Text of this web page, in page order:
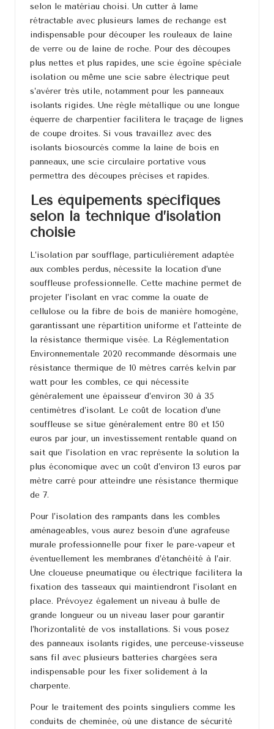
selon le matériau choisi. Un cutter à lame
rétractable avec plusieurs lames de rechange est
indispensable pour découper les rouleaux de laine
de verre ou de laine de roche. Pour des découpes
plus nettes et plus rapides, une scie égoïne spéciale
isolation ou même une scie sabre électrique peut
s’avérer très utile, notamment pour les panneaux
isolants rigides. Une règle métallique ou une longue
équerre de charpentier facilitera le traçage de lignes
de coupe droites. Si vous travaillez avec des
isolants biosourcés comme la laine de bois en
panneaux, une scie circulaire portative vous
permettra des découpes précises et rapides.
Les équipements spécifiques
selon la technique d’isolation
choisie
L’isolation par soufflage, particulièrement adaptée
aux combles perdus, nécessite la location d’une
souffleuse professionnelle. Cette machine permet de
projeter l’isolant en vrac comme la ouate de
cellulose ou la fibre de bois de manière homogène,
garantissant une répartition uniforme et l’atteinte de
la résistance thermique visée. La Réglementation
Environnementale 2020 recommande désormais une
résistance thermique de 10 mètres carrés kelvin par
watt pour les combles, ce qui nécessite
généralement une épaisseur d’environ 30 à 35
centimètres d’isolant. Le coût de location d’une
souffleuse se situe généralement entre 80 et 150
euros par jour, un investissement rentable quand on
sait que l’isolation en vrac représente la solution la
plus économique avec un coût d’environ 13 euros par
mètre carré pour atteindre une résistance thermique
de 7.
Pour l’isolation des rampants dans les combles
aménageables, vous aurez besoin d’une agrafeuse
murale professionnelle pour fixer le pare-vapeur et
éventuellement les membranes d’étanchéité à l’air.
Une cloueuse pneumatique ou électrique facilitera la
fixation des tasseaux qui maintiendront l’isolant en
place. Prévoyez également un niveau à bulle de
grande longueur ou un niveau laser pour garantir
l’horizontalité de vos installations. Si vous posez
des panneaux isolants rigides, une perceuse-visseuse
sans fil avec plusieurs batteries chargées sera
indispensable pour les fixer solidement à la
charpente.
Pour le traitement des points singuliers comme les
conduits de cheminée, où une distance de sécurité